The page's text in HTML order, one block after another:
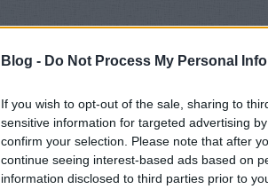
Blog - Do Not Process My Personal
If you wish to opt-out of the sale, sharing to
sensitive information for targeted advertising
confirm your selection. Please note that after
continue seeing interest-based ads based on
information disclosed to third parties prior to